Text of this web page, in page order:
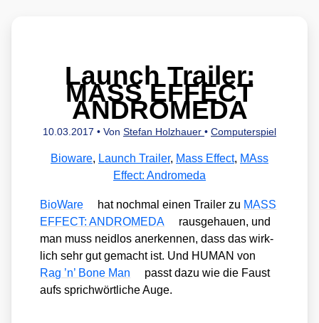
Launch Trailer:
MASS EFFECT
ANDROMEDA
10.03.2017 • Von Stefan Holzhauer • Computerspiel
Bioware, Launch Trailer, Mass Effect, MAss
Effect: Andromeda
Bio­Wa­re hat noch­mal einen Trai­ler zu MASS
EFFECT: ANDROMEDA
raus­ge­hau­en, und
man muss neid­los aner­ken­nen, dass das wirk­
lich sehr gut gemacht ist. Und HUMAN von
Rag ’n’ Bone Man
passt dazu wie die Faust
aufs sprich­wört­li­che Auge.